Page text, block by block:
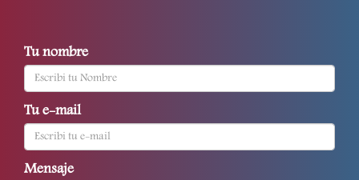
Tu nombre
Tu e-mail
Mensaje